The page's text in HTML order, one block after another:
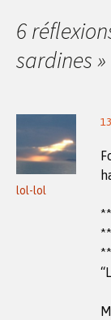
6
sardines»
lol-lol